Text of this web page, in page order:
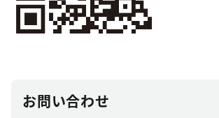
お問い合わせ